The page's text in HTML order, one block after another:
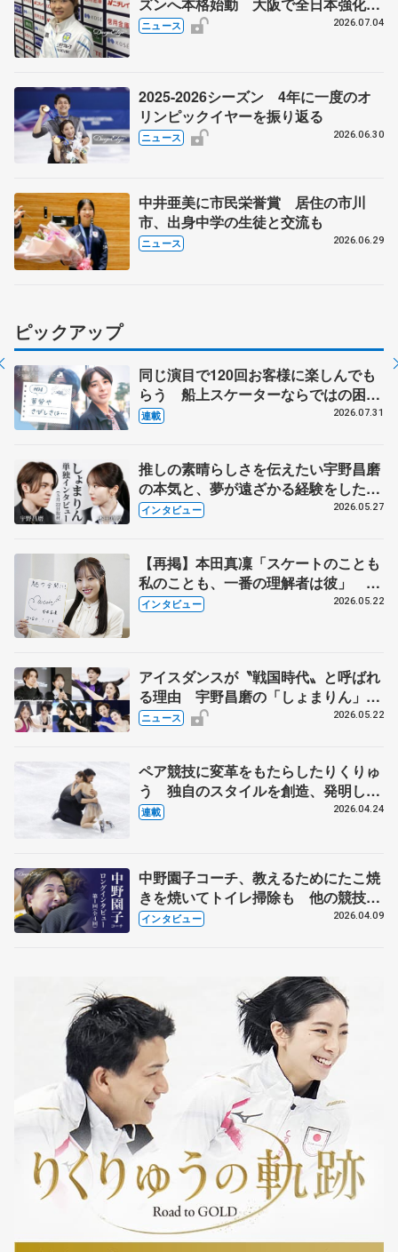
宿 シニアデビューの島田麻央らも
ニュース 2026.07.04
2025-2026シーズン 4年に一度のオ
リンピックイヤーを振り返る
ニュース 2026.06.30
中井亜美に市民栄誉賞 居住の市川
市、出身中学の生徒と交流も
ニュース 2026.06.29
ピックアップ
同じ演目で120回お客様に楽しんでも
らう 船上スケーターならではの困難
とは 影響あったPIW前キャプテン松
連載 2026.07.31
推しの素晴らしさを伝えたい宇野昌磨
の本気と、夢が遠ざかる経験をした本
田真凜の覚悟
インタビュー 2026.05.27
【再掲】本田真凜「スケートのことも
私のことも、一番の理解者は彼」 引
退時の単独インタビューで語った競技
インタビュー 2026.05.22
アイスダンスが〝戦国時代〟と呼ばれ
る理由 宇野昌磨の「しょまりん」ら
実力者が相次いで参戦 国内の競争激
ニュース 2026.05.22
ペア競技に変革をもたらしたりくりゅ
う 独自のスタイルを創造、発明した
【引退発表後②】
連載 2026.04.24
中野園子コーチ、教えるためにたこ焼
きを焼いてトイレ掃除も 他の競技に
も通用するという坂本花織の筋肉
インタビュー 2026.04.09